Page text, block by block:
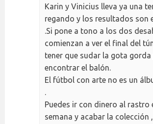
Karin y Vinicius lleva ya una
regando y los resultados son
.Si pone a tono a los dos
comienzan a ver el final del
tener que sudar la gota gorda
encontrar el balón.
El fútbol con arte no es un
.
Puedes ir con dinero al rastro
semana y acabar la colección